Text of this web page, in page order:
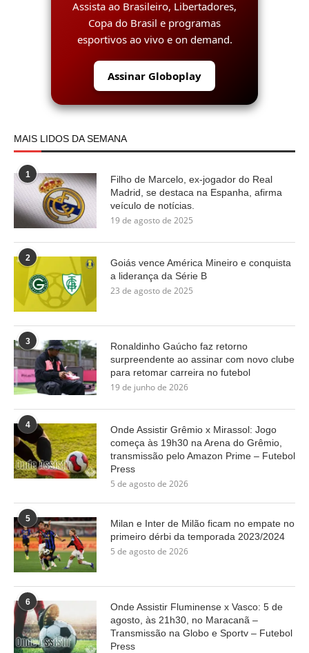
Assista ao Brasileiro, Libertadores,
Copa do Brasil e programas
esportivos ao vivo e on demand.
Assinar Globoplay
MAIS LIDOS DA SEMANA
1
Filho de Marcelo, ex-jogador do Real
Madrid, se destaca na Espanha, afirma
veículo de notícias.
19 de agosto de 2025
2
Goiás vence América Mineiro e conquista
a liderança da Série B
23 de agosto de 2025
3
Ronaldinho Gaúcho faz retorno
surpreendente ao assinar com novo clube
para retomar carreira no futebol
19 de junho de 2026
4
Onde Assistir Grêmio x Mirassol: Jogo
começa às 19h30 na Arena do Grêmio,
transmissão pelo Amazon Prime – Futebol
Press
5 de agosto de 2026
5
Milan e Inter de Milão ficam no empate no
primeiro dérbi da temporada 2023/2024
5 de agosto de 2026
6
Onde Assistir Fluminense x Vasco: 5 de
agosto, às 21h30, no Maracanã –
Transmissão na Globo e Sportv – Futebol
Press